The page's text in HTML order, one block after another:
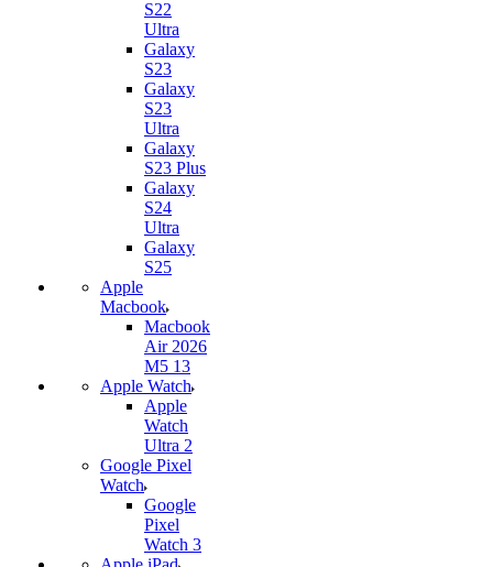
S22
Ultra
Galaxy
S23
Galaxy
S23
Ultra
Galaxy
S23 Plus
Galaxy
S24
Ultra
Galaxy
S25
Apple
Macbook
Macbook
Air 2026
M5 13
Apple Watch
Apple
Watch
Ultra 2
Google Pixel
Watch
Google
Pixel
Watch 3